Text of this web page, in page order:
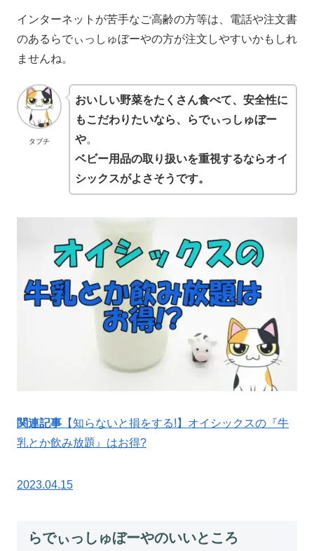
インターネットが苦手なご高齢の方等は、電話や注文書
のあるらでぃっしゅぼーやの方が注文しやすいかもしれ
ませんね。
タブチ
おいしい野菜をたくさん食べて、安全性に
もこだわりたいなら、らでぃっしゅぼー
や。
ベビー用品の取り扱いを重視するならオイ
シックスがよさそうです。
関連記事 【知らないと損をする!】オイシックスの『牛
乳とか飲み放題』はお得?
2023.04.15
らでぃっしゅぼーやのいいところ